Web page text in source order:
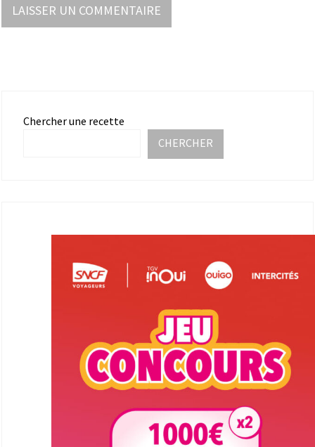
Chercher une recette
CHERCHER